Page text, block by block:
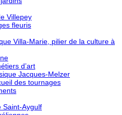
Villepey
fleuris
Villa-Marie, pilier de la culture à
d’art
Jacques-Melzer
des tournages
Saint-Aygulf